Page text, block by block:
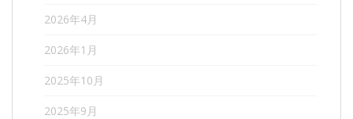
2026年4月
2026年1月
2025年10月
2025年9月